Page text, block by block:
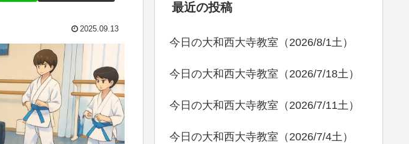
2025.09.13
最近の投稿
今日の大和西大寺教室（2026/8/1土）
今日の大和西大寺教室（2026/7/18土）
今日の大和西大寺教室（2026/7/11土）
今日の大和西大寺教室（2026/7/4土）